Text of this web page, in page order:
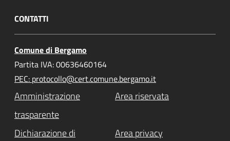
CONTATTI
Comune di Bergamo
Partita IVA: 00636460164
PEC: protocollo@cert.comune.bergamo.it
Amministrazione
trasparente
Area riservata
Dichiarazione di
Area privacy